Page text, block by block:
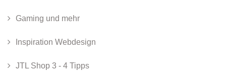
Gaming und mehr
Inspiration Webdesign
JTL Shop 3 - 4 Tipps